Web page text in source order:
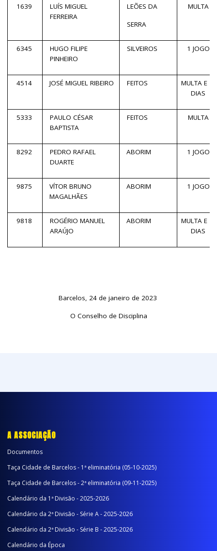
1639
LUÍS MIGUEL
FERREIRA
LEÕES DA
SERRA
MULTA
6345
HUGO FILIPE
PINHEIRO
SILVEIROS 1 JOGO
4514 JOSÉ MIGUEL RIBEIRO FEITOS
MULTA E 15
DIAS
5333
PAULO CÉSAR
BAPTISTA
FEITOS MULTA
8292
PEDRO RAFAEL
DUARTE
ABORIM 1 JOGO
9875
VÍTOR BRUNO
MAGALHÃES
ABORIM 1 JOGO
9818
ROGÉRIO MANUEL
ARAÚJO
ABORIM
MULTA E 15
DIAS
Barcelos, 24 de janeiro de 2023
O Conselho de Disciplina
A ASSOCIAÇÃO
Documentos
Taça Cidade de Barcelos - 1ª eliminatória (05-10-2025)
Taça Cidade de Barcelos - 2ª eliminatória (09-11-2025)
Calendário da 1ª Divisão - 2025-2026
Calendário da 2ª Divisão - Série A - 2025-2026
Calendário da 2ª Divisão - Série B - 2025-2026
Calendário da Época